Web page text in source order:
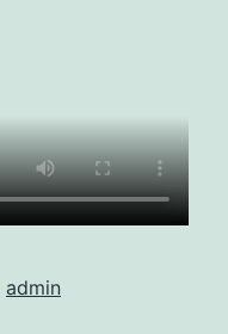
admin